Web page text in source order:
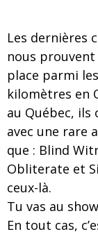
Les dernières
nous
place parmi
kilomètres en
au Québec,
avec une rare
que : Blind
Obliterate et
ceux-là.
Tu vas au
En tout cas,